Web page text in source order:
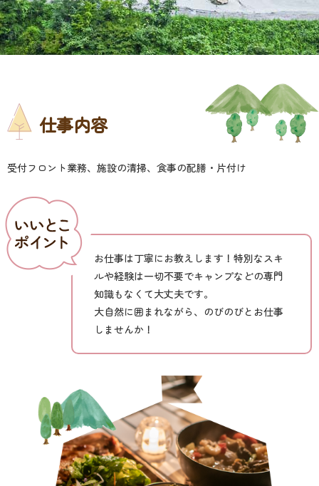
仕事内容
受付フロント業務、施設の清掃、食事の配膳・片付け
お仕事は丁寧にお教えします！特別なスキ
ルや経験は一切不要でキャンプなどの専門
知識もなくて大丈夫です。
大自然に囲まれながら、のびのびとお仕事
しませんか！